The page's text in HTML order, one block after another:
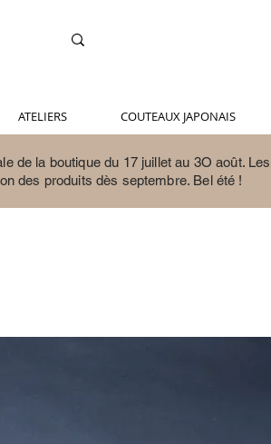
ATELIERS COUTEAUX JAPONAIS
de la boutique du 17 juillet au 3O août.
des produits dès septembre. Bel été !